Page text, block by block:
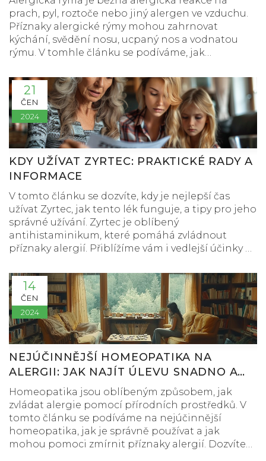
prach, pyl, roztoče nebo jiný alergen ve vzduchu.
Příznaky alergické rýmy mohou zahrnovat
kýchání, svědění nosu, ucpaný nos a vodnatou
rýmu. V tomhle článku se podíváme, jak
jak ji účinně léčit. Nabídneme také tipy na
prevenci a zmírnění potíží.
21
ČEN
2024
KDY UŽÍVAT ZYRTEC: PRAKTICKÉ RADY A
INFORMACE
V tomto článku se dozvíte, kdy je nejlepší čas
užívat Zyrtec, jak tento lék funguje, a tipy pro jeho
správné užívání. Zyrtec je oblíbený
antihistaminikum, které pomáhá zvládnout
příznaky alergií. Přiblížíme vám i vedlejší účinky a
14
ČEN
2024
NEJÚČINNĚJŠÍ HOMEOPATIKA NA
ALERGII: JAK NAJÍT ÚLEVU SNADNO A
RYCHLE
Homeopatika jsou oblíbeným způsobem, jak
zvládat alergie pomocí přírodních prostředků. V
tomto článku se podíváme na nejúčinnější
homeopatika, jak je správně používat a jak
mohou pomoci zmírnit příznaky alergií. Dozvíte